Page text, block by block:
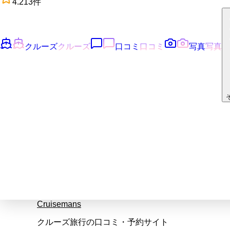
クルーズクルーズ 口コミ 口コミ 写真写真
Cruisemans
クルーズ旅行の口コミ・予約サイト